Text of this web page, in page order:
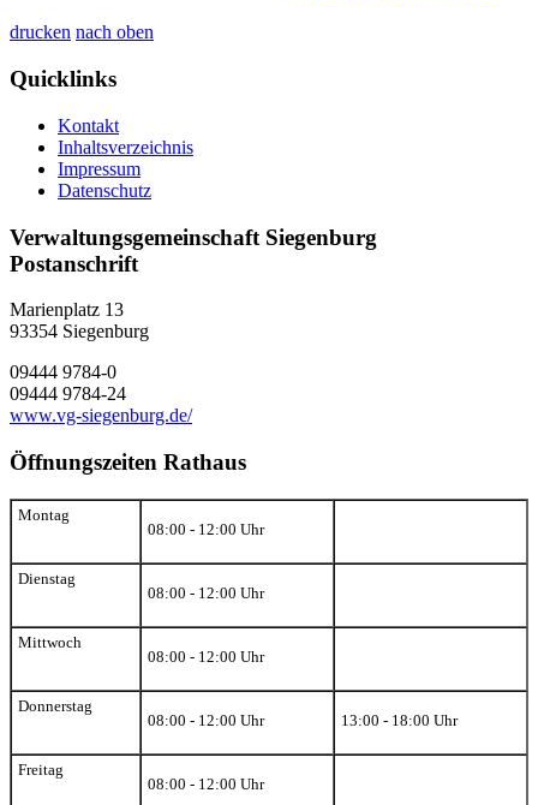
drucken nach oben
Quicklinks
Kontakt
Inhaltsverzeichnis
Impressum
Datenschutz
Verwaltungsgemeinschaft Siegenburg
Postanschrift
Marienplatz 13
93354 Siegenburg
09444 9784-0
09444 9784-24
www.vg-siegenburg.de/
Öffnungszeiten Rathaus
Montag
08:00 - 12:00 Uhr
Dienstag
08:00 - 12:00 Uhr
Mittwoch
08:00 - 12:00 Uhr
Donnerstag
08:00 - 12:00 Uhr
13:00 - 18:00 Uhr
Freitag
08:00 - 12:00 Uhr